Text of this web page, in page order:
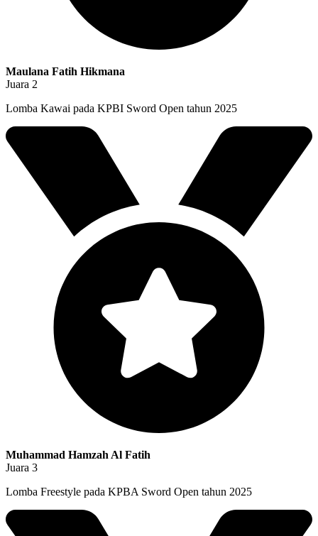
Maulana Fatih Hikmana
Juara 2
Lomba Kawai pada KPBI Sword Open tahun 2025
Muhammad Hamzah Al Fatih
Juara 3
Lomba Freestyle pada KPBA Sword Open tahun 2025